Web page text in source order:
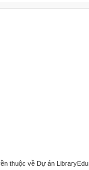
thuộc về Dự án LibraryEdu